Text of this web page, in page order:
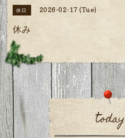
休日 2026-02-17 (Tue)
休み
today